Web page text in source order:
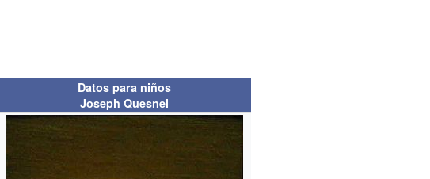
Datos para niños
Joseph Quesnel